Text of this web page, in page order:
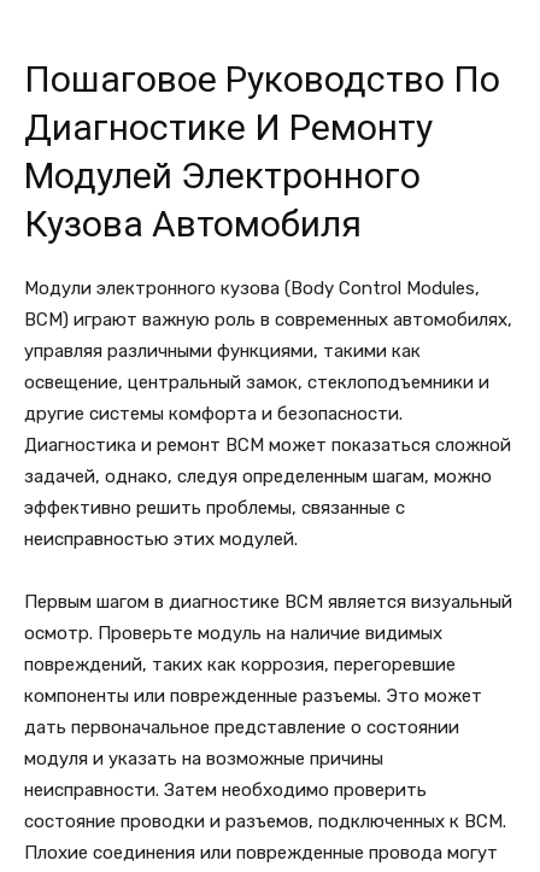
Пошаговое Руководство По
Диагностике И Ремонту
Модулей Электронного
Кузова Автомобиля
Модули электронного кузова (Body Control Modules,
BCM) играют важную роль в современных автомобилях,
управляя различными функциями, такими как
освещение, центральный замок, стеклоподъемники и
другие системы комфорта и безопасности.
Диагностика и ремонт BCM может показаться сложной
задачей, однако, следуя определенным шагам, можно
эффективно решить проблемы, связанные с
неисправностью этих модулей.
Первым шагом в диагностике BCM является визуальный
осмотр. Проверьте модуль на наличие видимых
повреждений, таких как коррозия, перегоревшие
компоненты или поврежденные разъемы. Это может
дать первоначальное представление о состоянии
модуля и указать на возможные причины
неисправности. Затем необходимо проверить
состояние проводки и разъемов, подключенных к BCM.
Плохие соединения или поврежденные провода могут